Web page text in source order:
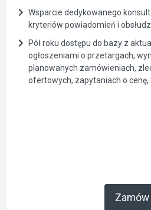
Wsparcie dedykowanego
kryteriów powiadomień i
Pół roku dostępu do bazy z
ogłoszeniami o przetargach,
planowanych zamówieniach,
ofertowych, zapytaniach o cenę,
Zamów